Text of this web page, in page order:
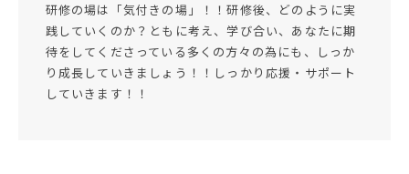
研修の場は「気付きの場」！！研修後、どのように実
践していくのか？ともに考え、学び合い、あなたに期
待をしてくださっている多くの方々の為にも、しっか
り成長していきましょう！！しっかり応援・サポート
していきます！！